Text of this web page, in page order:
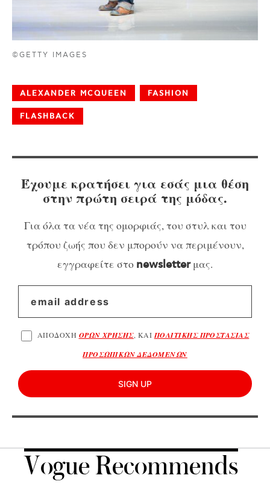
©GETTY IMAGES
ALEXANDER MCQUEEN FASHION
FLASHBACK
Έχουμε κρατήσει για εσάς μια θέση
στην πρώτη σειρά της μόδας.
Για όλα τα νέα της ομορφιάς, του στυλ και του
τρόπου ζωής που δεν μπορούν να περιμένουν,
εγγραφείτε στο newsletterμας.
ΑΠΟΔΟΧΗ ΟΡΩΝ ΧΡΗΣΗΣ, ΚΑΙ ΠΟΛΙΤΙΚΗΣ ΠΡΟΣΤΑΣΙΑΣ
ΠΡΟΣΩΠΙΚΩΝ ΔΕΔΟΜΕΝΩΝ
SIGN UP
Vogue Recommends